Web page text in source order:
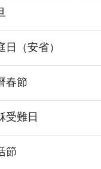
日（安省）
春節
受難日
節